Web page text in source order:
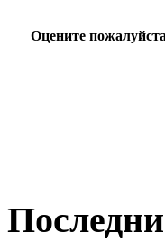
Оцените